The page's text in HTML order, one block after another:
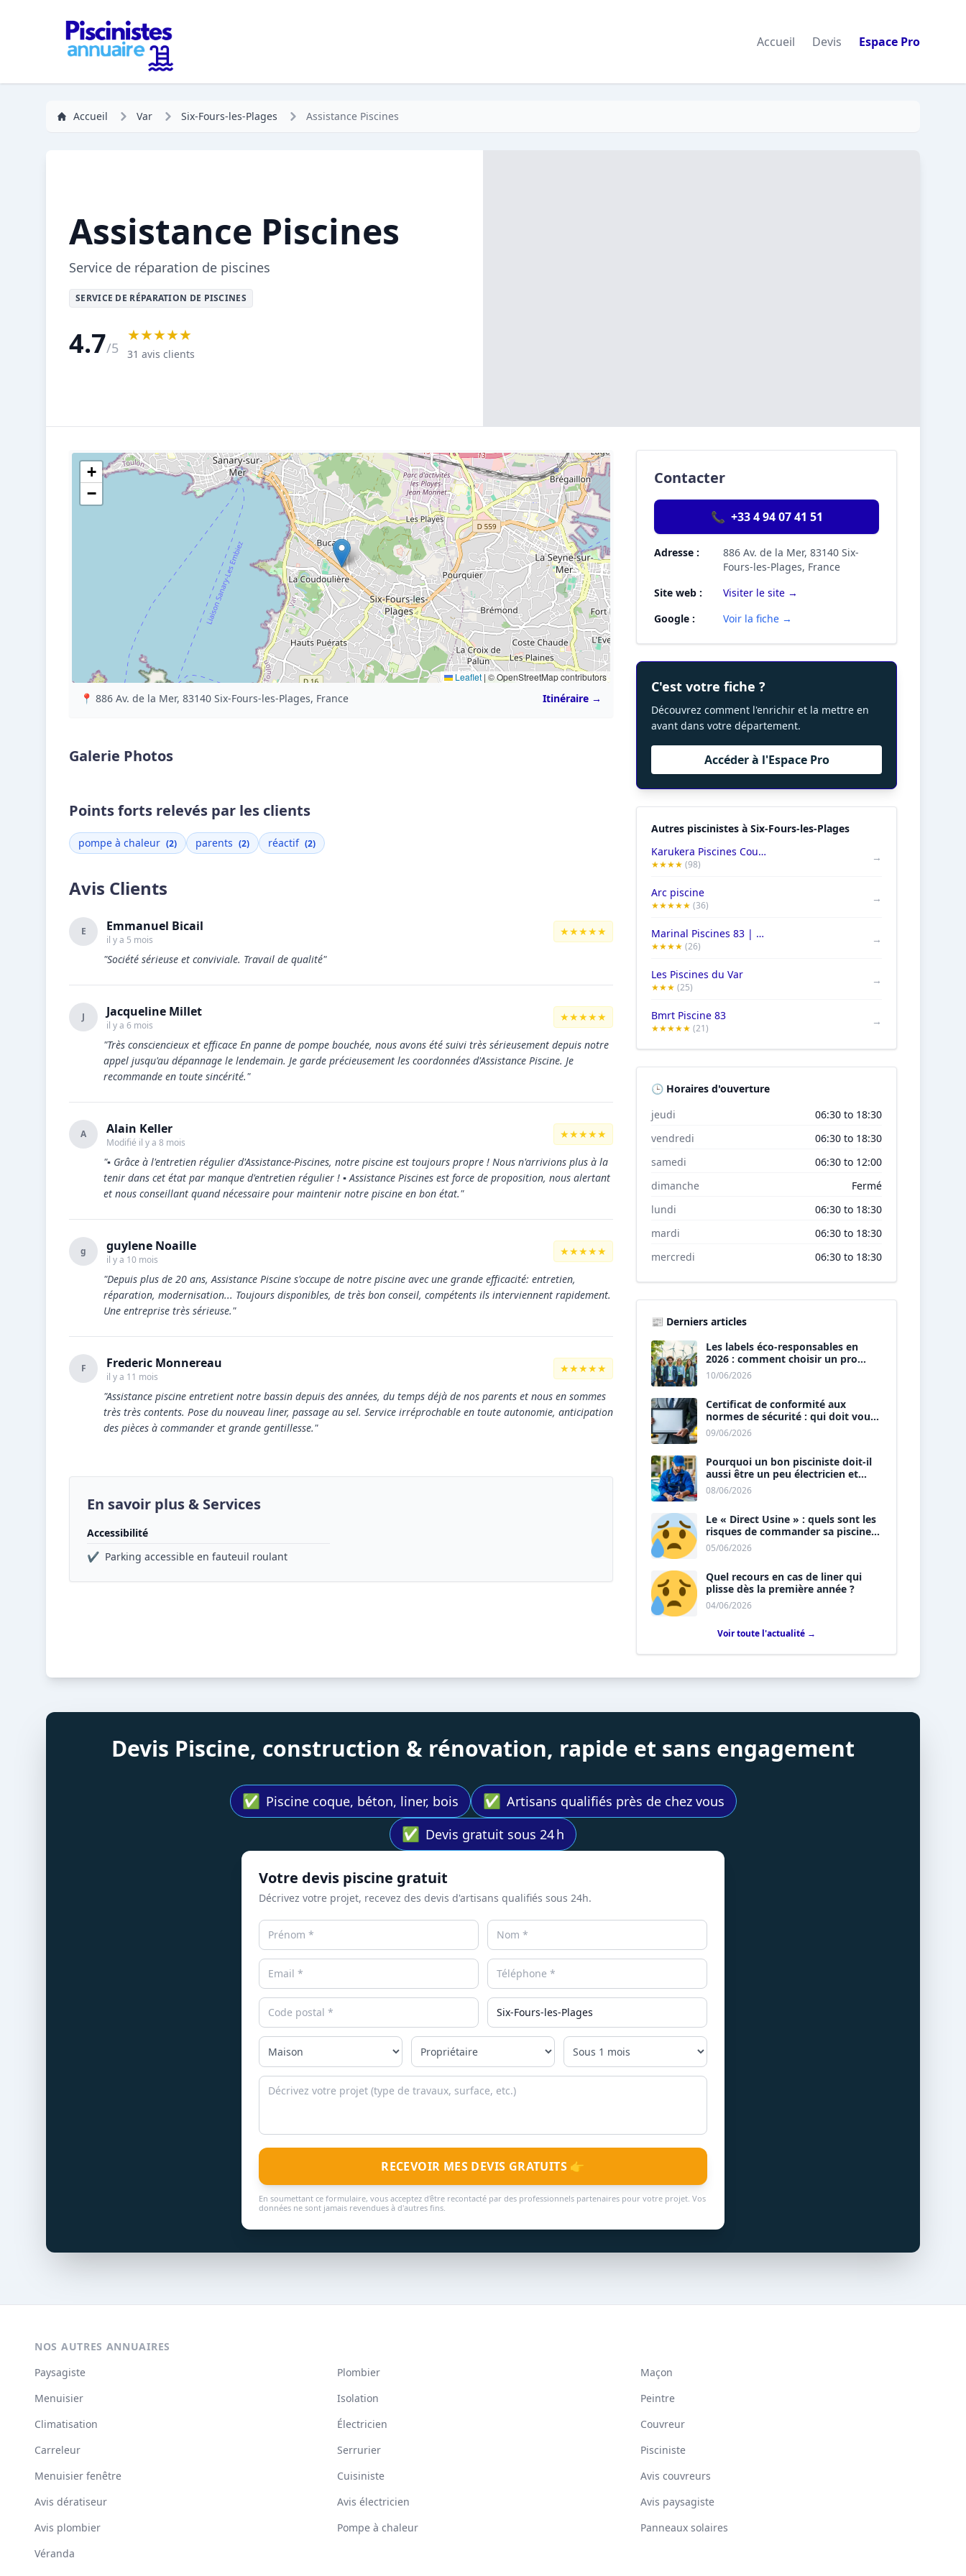
Accueil Devis Espace Pro
Accueil Var Six-Fours-les-Plages Assistance Piscines
Assistance Piscines
Service de réparation de piscines
SERVICE DE RÉPARATION DE PISCINES
4.7/5
★★★★★
31 avis clients
+
−
Leaflet | © OpenStreetMap contributors
📍 886 Av. de la Mer, 83140 Six-Fours-les-Plages, France Itinéraire →
Galerie Photos
Points forts relevés par les clients
pompe à chaleur (2) parents (2) réactif (2)
Avis Clients
E Emmanuel Bicail
il y a 5 mois
★★★★★
"Société sérieuse et conviviale. Travail de qualité"
J Jacqueline Millet
il y a 6 mois
★★★★★
"Très consciencieux et efficace En panne de pompe bouchée, nous avons été suivi très sérieusement depuis notre
appel jusqu'au dépannage le lendemain. Je garde précieusement les coordonnées d'Assistance Piscine. Je
recommande en toute sincérité."
A Alain Keller
Modifié il y a 8 mois
★★★★★
"▪︎ Grâce à l'entretien régulier d'Assistance-Piscines, notre piscine est toujours propre ! Nous n'arrivions plus à la
tenir dans cet état par manque d'entretien régulier ! ▪︎ Assistance Piscines est force de proposition, nous alertant
et nous conseillant quand nécessaire pour maintenir notre piscine en bon état."
g guylene Noaille
il y a 10 mois
★★★★★
"Depuis plus de 20 ans, Assistance Piscine s'occupe de notre piscine avec une grande efficacité: entretien,
réparation, modernisation... Toujours disponibles, de très bon conseil, compétents ils interviennent rapidement.
Une entreprise très sérieuse."
F Frederic Monnereau
il y a 11 mois
★★★★★
"Assistance piscine entretient notre bassin depuis des années, du temps déjà de nos parents et nous en sommes
très très contents. Pose du nouveau liner, passage au sel. Service irréprochable en toute autonomie, anticipation
des pièces à commander et grande gentillesse."
En savoir plus & Services
Accessibilité
✔ Parking accessible en fauteuil roulant
Contacter
📞 +33 4 94 07 41 51
Adresse :
886 Av. de la Mer, 83140 Six-
Fours-les-Plages, France
Site web :
Visiter le site →
Google :
Voir la fiche →
C'est votre fiche ?
Découvrez comment l'enrichir et la mettre en
avant dans votre département.
Accéder à l'Espace Pro
Autres piscinistes à Six-Fours-les-Plages
Karukera Piscines Courtages
★★★★(98)
→
Arc piscine
★★★★★(36)
→
Marinal Piscines 83 | Construction Piscine Béton Armé Mono Bloc
★★★★(26)
→
Les Piscines du Var
★★★(25)
→
Bmrt Piscine 83
★★★★★(21)
→
🕒 Horaires d'ouverture
jeudi
06:30 to 18:30
vendredi
06:30 to 18:30
samedi
06:30 to 12:00
dimanche
Fermé
lundi
06:30 to 18:30
mardi
06:30 to 18:30
mercredi
06:30 to 18:30
📰 Derniers articles
Les labels éco-responsables en
2026 : comment choisir un pro
« vert » ?
10/06/2026
Certificat de conformité aux
normes de sécurité : qui doit vous
le délivrer ?
09/06/2026
Pourquoi un bon pisciniste doit-il
aussi être un peu électricien et
plombier ?
08/06/2026
Le « Direct Usine » : quels sont les
risques de commander sa piscine
sans installateur ?
05/06/2026
Quel recours en cas de liner qui
plisse dès la première année ?
04/06/2026
Voir toute l'actualité →
Devis Piscine, construction & rénovation, rapide et sans engagement
✅ Piscine coque, béton, liner, bois ✅ Artisans qualifiés près de chez vous
✅ Devis gratuit sous 24 h
Votre devis piscine gratuit
Décrivez votre projet, recevez des devis d'artisans qualifiés sous 24h.
RECEVOIR MES DEVIS GRATUITS 👉
En soumettant ce formulaire, vous acceptez d'être recontacté par des professionnels partenaires pour votre projet. Vos
données ne sont jamais revendues à d'autres fins.
NOS AUTRES ANNUAIRES
Paysagiste
Plombier
Maçon
Menuisier
Isolation
Peintre
Climatisation
Électricien
Couvreur
Carreleur
Serrurier
Pisciniste
Menuisier fenêtre
Cuisiniste
Avis couvreurs
Avis dératiseur
Avis électricien
Avis paysagiste
Avis plombier
Pompe à chaleur
Panneaux solaires
Véranda